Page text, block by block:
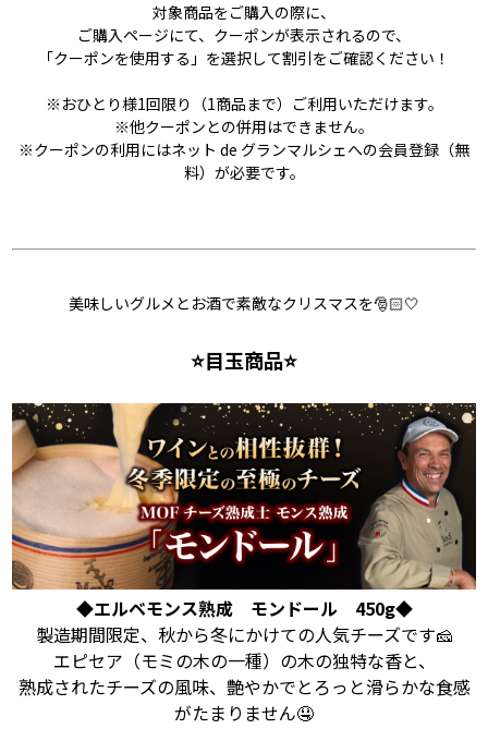
対象商品をご購入の際に、
ご購入ページにて、クーポンが表示されるので、
「クーポンを使用する」を選択して割引をご確認ください！
※おひとり様1回限り（1商品まで）ご利用いただけます。
※他クーポンとの併用はできません。
※クーポンの利用にはネット de グランマルシェへの会員登録（無
料）が必要です。
美味しいグルメとお酒で素敵なクリスマスを🎅🏻🤍
⭐目玉商品⭐
◆エルベモンス熟成 モンドール 450g◆
製造期間限定、秋から冬にかけての人気チーズです🧀
エピセア（モミの木の一種）の木の独特な香と、
熟成されたチーズの風味、艶やかでとろっと滑らかな食感
がたまりません🤤